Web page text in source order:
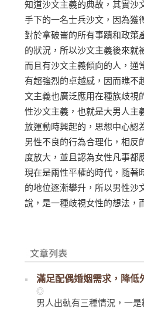
知道沙文主義的典故，其實沙
手下的一名士兵沙文，因為獲
對於拿破崙的所有事蹟和政策
的狀況，所以沙文主義後來就
而且有沙文主義傾向的人，通
有超強烈的卓越感，因而瞧不
文主義也廣泛應用在種族歧視
性沙文主義，也就是大男人主
放運動時興起的，思想中心認
男性不良的行為合理化，相反
度放大，並且認為女性凡事都
現在是兩性平權的時代，隨著
的地位逐漸攀升，所以男性沙
說，是一種歧視女性的想法
滿足配偶婚姻需求，降低
◎
男人出軌有三種情況，一